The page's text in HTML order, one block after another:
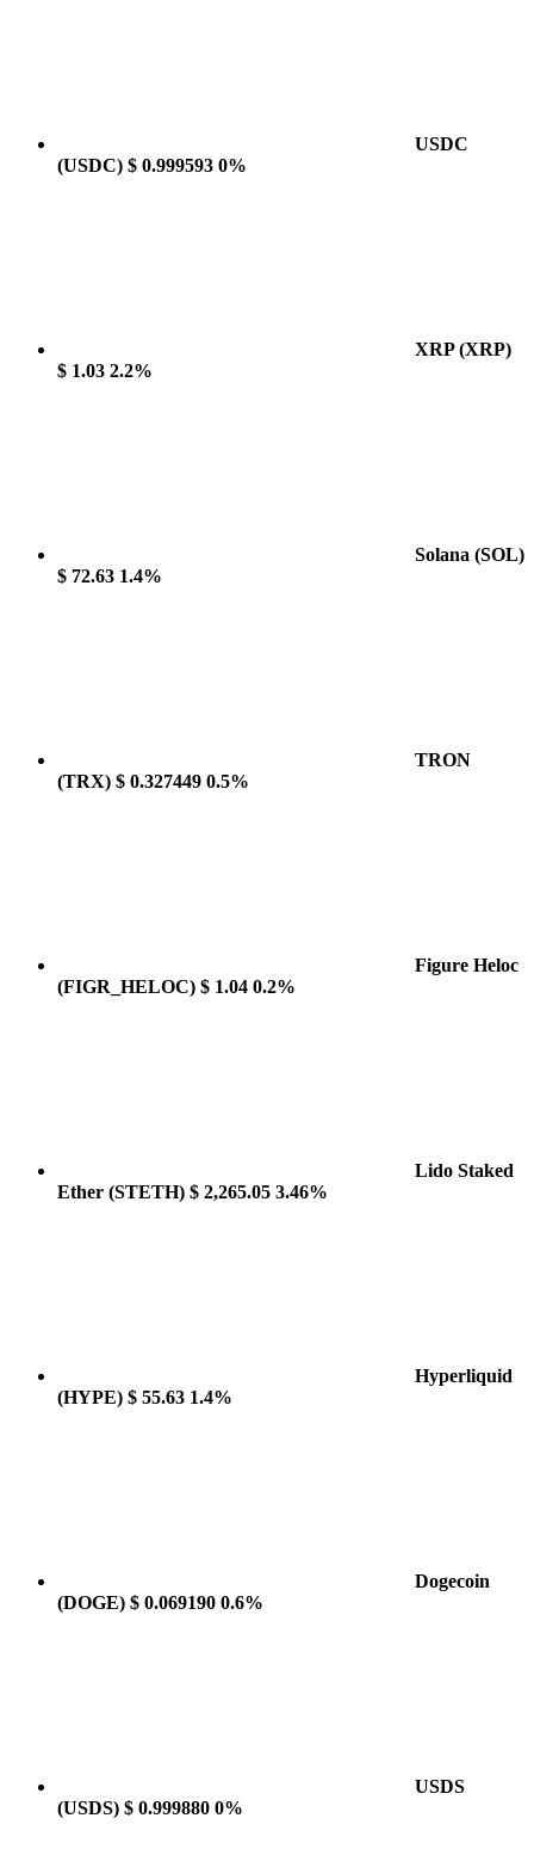
USDC
(USDC) $ 0.999593 0%
XRP(XRP)
$ 1.03 2.2%
Solana (SOL)
$ 72.63 1.4%
TRON
(TRX) $ 0.327449 0.5%
Figure Heloc
(FIGR_HELOC) $ 1.04 0.2%
Lido Staked
Ether (STETH) $ 2,265.05 3.46%
Hyperliquid
(HYPE) $ 55.63 1.4%
Dogecoin
(DOGE) $ 0.069190 0.6%
USDS
(USDS) $ 0.999880 0%